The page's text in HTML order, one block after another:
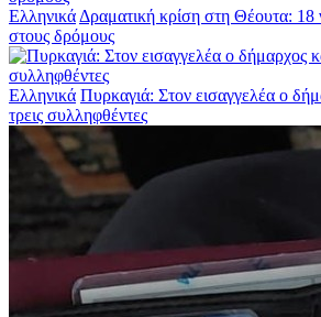
Ελληνικά Δραματική κρίση στη Θέουτα: 18
στους δρόμους
Ελληνικά Πυρκαγιά: Στον εισαγγελέα ο
τρεις συλληφθέντες